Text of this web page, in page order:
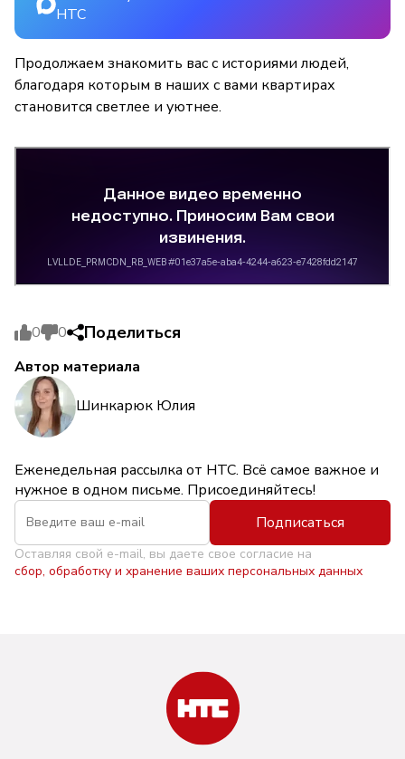
НТС
Продолжаем знакомить вас с историями людей,
благодаря которым в наших с вами квартирах
становится светлее и уютнее.
0 0 Поделиться
Автор материала
Шинкарюк Юлия
Еженедельная рассылка от НТС. Всё самое важное и
нужное в одном письме. Присоединяйтесь!
Подписаться
Оставляя свой e-mail, вы даете свое согласие на
сбор, обработку и хранение ваших персональных данных